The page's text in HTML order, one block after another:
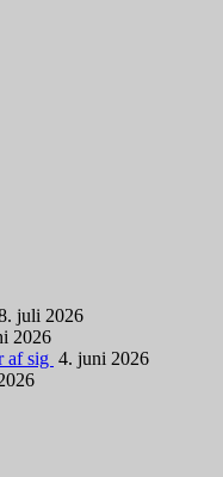
juli 2026
2026
af sig 4. juni 2026